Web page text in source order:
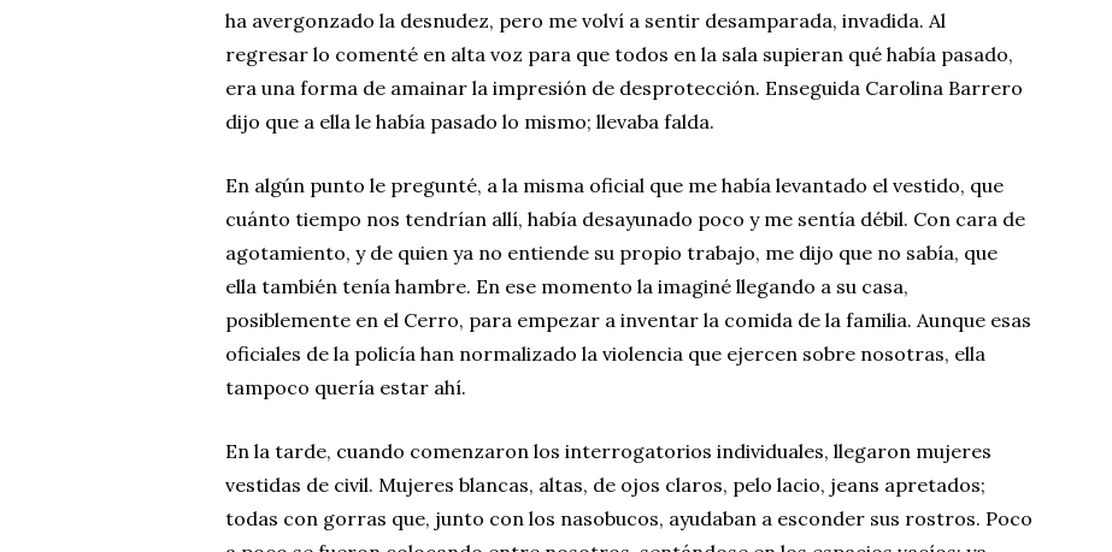
ha avergonzado la desnudez, pero me volví a sentir desamparada, invadida. Al
regresar lo comenté en alta voz para que todos en la sala supieran qué había pasado,
era una forma de amainar la impresión de desprotección. Enseguida Carolina Barrero
dijo que a ella le había pasado lo mismo; llevaba falda.
En algún punto le pregunté, a la misma oficial que me había levantado el vestido, que
cuánto tiempo nos tendrían allí, había desayunado poco y me sentía débil. Con cara de
agotamiento, y de quien ya no entiende su propio trabajo, me dijo que no sabía, que
ella también tenía hambre. En ese momento la imaginé llegando a su casa,
posiblemente en el Cerro, para empezar a inventar la comida de la familia. Aunque esas
oficiales de la policía han normalizado la violencia que ejercen sobre nosotras, ella
tampoco quería estar ahí.
En la tarde, cuando comenzaron los interrogatorios individuales, llegaron mujeres
vestidas de civil. Mujeres blancas, altas, de ojos claros, pelo lacio, jeans apretados;
todas con gorras que, junto con los nasobucos, ayudaban a esconder sus rostros. Poco